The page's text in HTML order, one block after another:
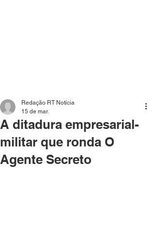
A ditadura empresarial-
militar que ronda O
Agente Secreto
Redação RT Notícia
15 de mar.